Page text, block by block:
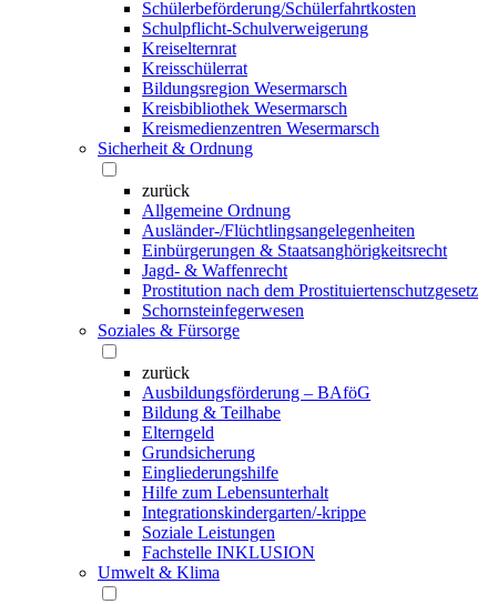
Schülerbeförderung/Schülerfahrtkosten
Schulpflicht-Schulverweigerung
Kreiselternrat
Kreisschülerrat
Bildungsregion Wesermarsch
Kreisbibliothek Wesermarsch
Kreismedienzentren Wesermarsch
Sicherheit & Ordnung
zurück
Allgemeine Ordnung
Ausländer-/Flüchtlingsangelegenheiten
Einbürgerungen & Staatsanghörigkeitsrecht
Jagd- & Waffenrecht
Prostitution nach dem Prostituiertenschutzgesetz
Schornsteinfegerwesen
Soziales & Fürsorge
zurück
Ausbildungsförderung – BAföG
Bildung & Teilhabe
Elterngeld
Grundsicherung
Eingliederungshilfe
Hilfe zum Lebensunterhalt
Integrationskindergarten/-krippe
Soziale Leistungen
Fachstelle INKLUSION
Umwelt & Klima